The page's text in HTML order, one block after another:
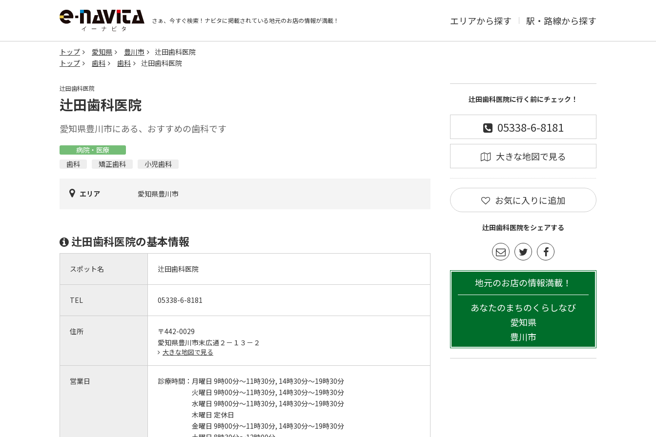
さぁ、今すぐ検索！ ナビタに掲載されている地元のお店の情報が満載！ エリアから探す 駅・路線から探す
トップ 愛知県 豊川市
辻田歯科医院
トップ
歯科 歯科 辻田歯科医院
辻田歯科医院
辻田歯科医院
愛知県豊川市にある、おすすめの歯科です
病院・医療
歯科
矯正歯科 小児歯科
エリア 愛知県豊川市
辻田歯科医院の基本情報
スポット名 辻田歯科医院
TEL 05338-6-8181
住所
〒442-0029
愛知県豊川市末広通２－１３－２
大きな地図で見る
営業日 診療時間： 月曜日 9時00分～11時30分, 14時30分～19時30分
火曜日 9時00分～11時30分, 14時30分～19時30分
水曜日 9時00分～11時30分, 14時30分～19時30分
木曜日 定休日
金曜日 9時00分～11時30分, 14時30分～19時30分
辻田歯科医院に行く前にチェック！
05338-6-8181
大きな地図で見る
お気に入りに追加
辻田歯科医院をシェアする
地元のお店の情報満載！
あなたのまちのくらしなび
愛知県
豊川市